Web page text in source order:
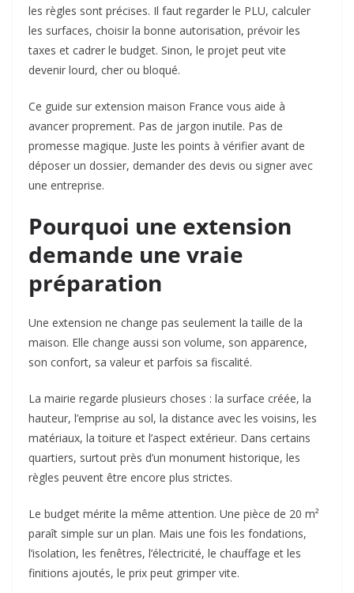
les règles sont précises. Il faut regarder le PLU, calculer
les surfaces, choisir la bonne autorisation, prévoir les
taxes et cadrer le budget. Sinon, le projet peut vite
devenir lourd, cher ou bloqué.
Ce guide sur extension maison France vous aide à
avancer proprement. Pas de jargon inutile. Pas de
promesse magique. Juste les points à vérifier avant de
déposer un dossier, demander des devis ou signer avec
une entreprise.
Pourquoi une extension
demande une vraie
préparation
Une extension ne change pas seulement la taille de la
maison. Elle change aussi son volume, son apparence,
son confort, sa valeur et parfois sa fiscalité.
La mairie regarde plusieurs choses : la surface créée, la
hauteur, l’emprise au sol, la distance avec les voisins, les
matériaux, la toiture et l’aspect extérieur. Dans certains
quartiers, surtout près d’un monument historique, les
règles peuvent être encore plus strictes.
Le budget mérite la même attention. Une pièce de 20 m²
paraît simple sur un plan. Mais une fois les fondations,
l’isolation, les fenêtres, l’électricité, le chauffage et les
finitions ajoutés, le prix peut grimper vite.